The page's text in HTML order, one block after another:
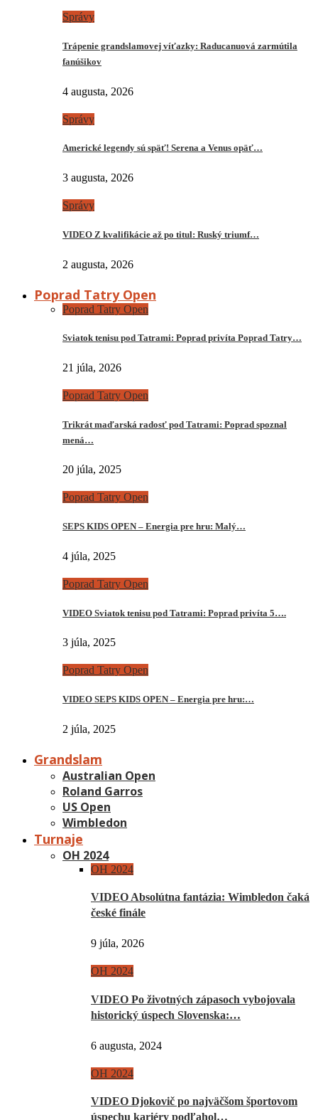
Správy
Trápenie grandslamovej víťazky: Raducanuová zarmútila
fanúšikov
4 augusta, 2026
Správy
Americké legendy sú späť! Serena a Venus opäť…
3 augusta, 2026
Správy
VIDEO Z kvalifikácie až po titul: Ruský triumf…
2 augusta, 2026
Poprad Tatry Open
Poprad Tatry Open
Sviatok tenisu pod Tatrami: Poprad privíta Poprad Tatry…
21 júla, 2026
Poprad Tatry Open
Trikrát maďarská radosť pod Tatrami: Poprad spoznal
mená…
20 júla, 2025
Poprad Tatry Open
SEPS KIDS OPEN – Energia pre hru: Malý…
4 júla, 2025
Poprad Tatry Open
VIDEO Sviatok tenisu pod Tatrami: Poprad privíta 5….
3 júla, 2025
Poprad Tatry Open
VIDEO SEPS KIDS OPEN – Energia pre hru:…
2 júla, 2025
Grandslam
Australian Open
Roland Garros
US Open
Wimbledon
Turnaje
OH 2024
OH 2024
VIDEO Absolútna fantázia: Wimbledon čaká
české finále
9 júla, 2026
OH 2024
VIDEO Po životných zápasoch vybojovala
historický úspech Slovenska:…
6 augusta, 2024
OH 2024
VIDEO Djokovič po najväčšom športovom
úspechu kariéry podľahol…